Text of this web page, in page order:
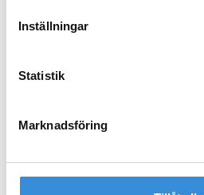
Inställningar
Statistik
Marknadsföring
FRÅGA OSS OM PRODUKTEN
PRODUKTVARIANTER